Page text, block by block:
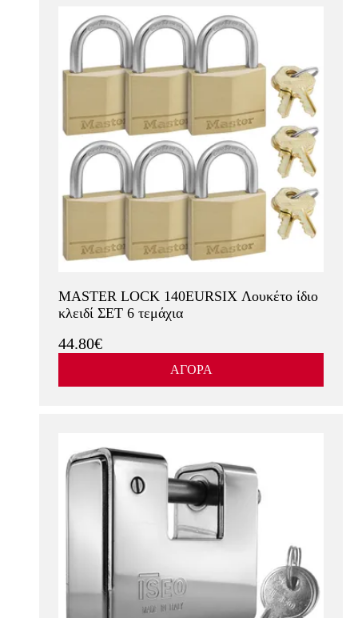
MASTER LOCK 140EURSIX Λουκέτο ίδιο
κλειδί ΣΕΤ 6 τεμάχια
44.80€
ΑΓΟΡΑ